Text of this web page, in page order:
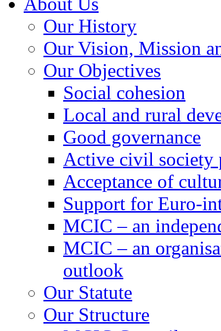
Our History
Our Vision, Mission
Our Objectives
Social cohesion
Local and rural
Good governance
Active civil society
Acceptance of
Support for Euro-
MCIC – an
MCIC – an
outlook
Our Statute
Our Structure